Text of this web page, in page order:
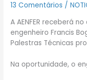
13 Comentários /
A AENFER receberá
engenheiro Francis
Palestras Técnicas
Na oportunidade, o